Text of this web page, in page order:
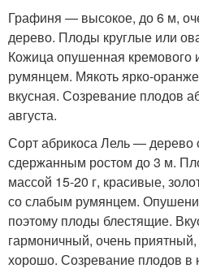
Графиня — высокое, до 6 м,
дерево. Плоды круглые или
Кожица опушенная кремового
румянцем. Мякоть ярко-
вкусная. Созревание плодов
августа.
Сорт абрикоса Лель — дерево
сдержанным ростом до 3 м.
массой 15-20 г, красивые,
со слабым румянцем.
поэтому плоды блестящие.
гармоничный, очень приятный,
хорошо. Созревание плодов в